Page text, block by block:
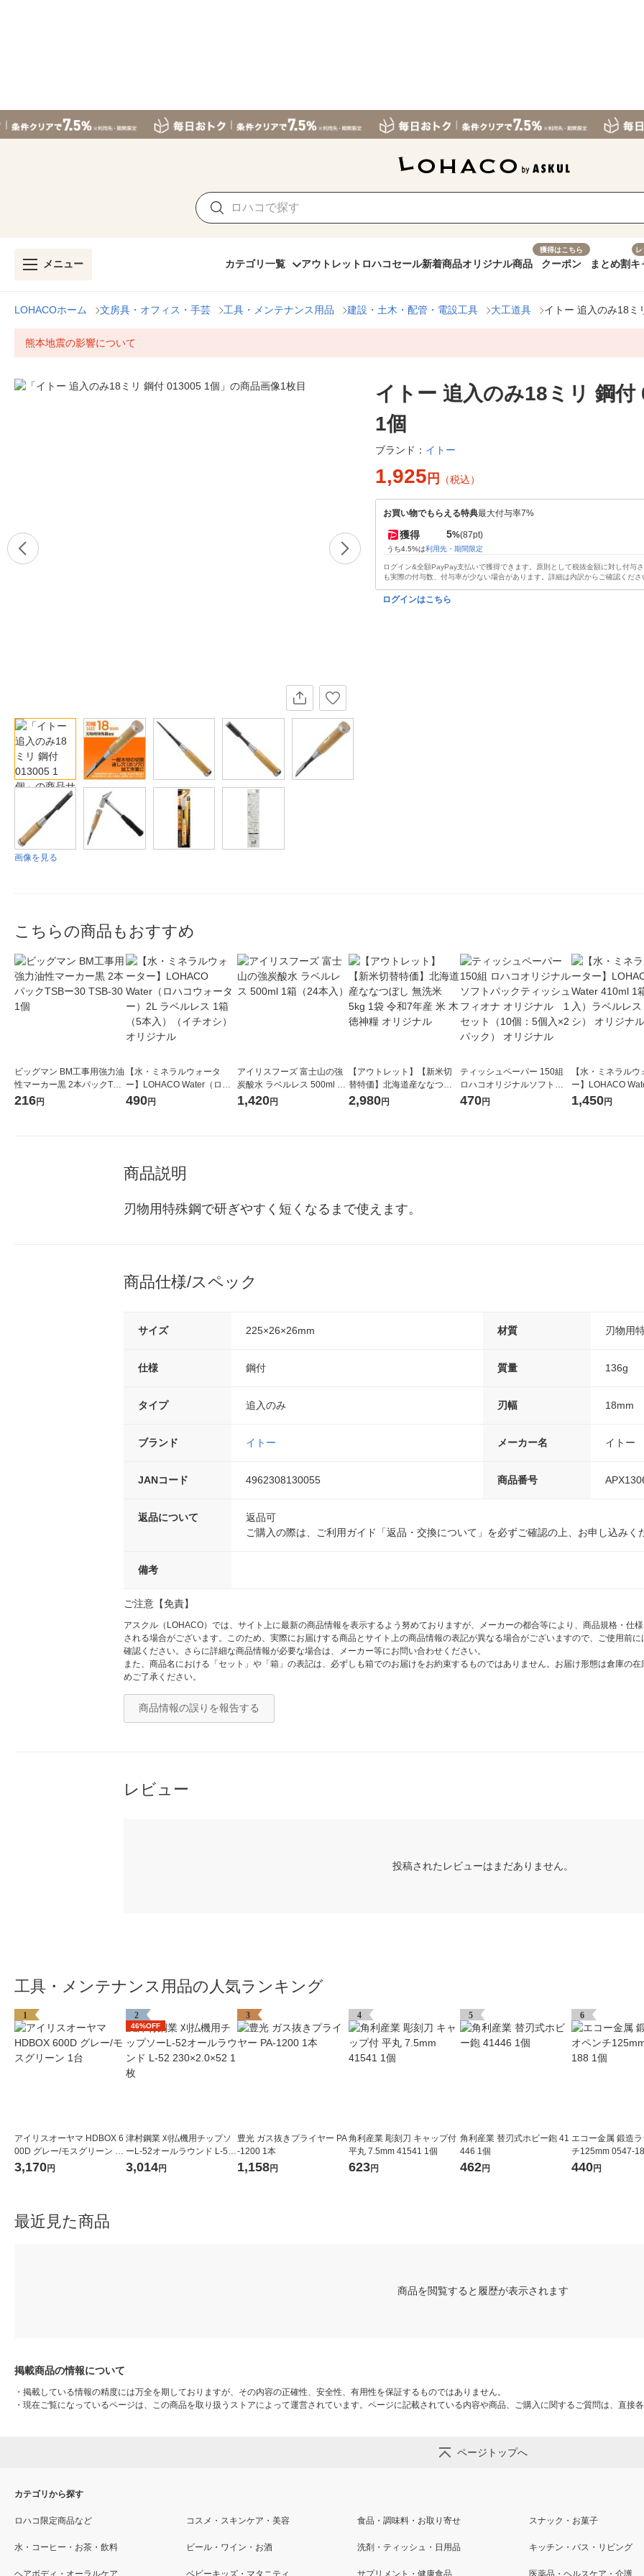
メニュー カテゴリ一覧 アウトレット ロハコセール新着商品オリジナル商品
獲得はこちら
クーポン まとめ割キ
LOHACOホーム 文房具・オフィス・手芸 工具・メンテナンス用品 建設・土木・配管・電設工具 大工道具 イトー 追入のみ18ミ
熊本地震の影響について
画像を見る
イトー 追入のみ18ミリ 鋼付
1個
ブランド： イトー
1,925 円 （税込）
お買い物でもらえる特典最大付与率7%
獲得 5%(87pt)
うち4.5%は利用先・期間限定
ログイン&全額PayPay支払いで獲得できます。原則として税抜金額に対し付与
も実際の付与数、付与率が少ない場合があります。詳細は内訳からご確認くださ
ログインはこちら
こちらの商品もおすすめ
ビッグマン BM工事用強力油
性マーカー黒 2本パックTSB
ー30 TSB-30 1個
216円
【水・ミネラルウォータ
ー】LOHACO Water（ロハ
コウォーター）2L ラベルレ
490円
アイリスフーズ 富士山の強
炭酸水 ラベルレス 500ml 1
箱（24本入）
1,420円
【アウトレット】【新米切
替特価】北海道産ななつぼ
し 無洗米 5kg 1袋 令和7年産
米 木徳神糧 オリジナル
2,980円
ティッシュペーパー 150組
ロハコオリジナルソフトパ
ックティッシュ フィオナ オ
470円
【水・ミネラルウ
ー】LOHACO
1箱（20本入）ラ
（イチオシ） オリ
1,450円
商品説明
刃物用特殊鋼で研ぎやすく短くなるまで使えます。
商品仕様/スペック
サイズ 225×26×26mm 材質 刃物用
仕様 鋼付 質量 136g
タイプ 追入のみ 刃幅 18mm
ブランド イトー メーカー名 イトー
JANコード 4962308130055 商品番号
返品について
返品可
ご購入の際は、ご利用ガイド「返品・交換について」を必ずご確認の上、お申し込みく
備考
ご注意【免責】
アスクル（LOHACO）では、サイト上に最新の商品情報を表示するよう努めておりますが、メーカーの都合等により、商品規格・仕
される場合がございます。このため、実際にお届けする商品とサイト上の商品情報の表記が異なる場合がございますので、ご使用前
確認ください。さらに詳細な商品情報が必要な場合は、メーカー等にお問い合わせください。
また、商品名における「セット」や「箱」の表記は、必ずしも箱でのお届けをお約束するものではありません。お届け形態は倉庫の
めご了承ください。
商品情報の誤りを報告する
レビュー
投稿されたレビューはまだありません。
工具・メンテナンス用品の人気ランキング
1
アイリスオーヤマ HDBOX 6
00D グレー/モスグリーン 1
台
3,170円
2
46%OFF
津村鋼業 刈払機用チップソ
ーL-52オールラウンド L-52
230×2.0×52 1枚
3,014円
3
豊光 ガス抜きプライヤー PA
-1200 1本
1,158円
4
角利産業 彫刻刀 キャップ付
平丸 7.5mm 41541 1個
623円
5
角利産業 替刃式ホビー鉋 41
446 1個
462円
6
エコー金属 鍛造
チ125mm 0547-
440円
最近見た商品
商品を閲覧すると履歴が表示されます
掲載商品の情報について
・ 掲載している情報の精度には万全を期しておりますが、その内容の正確性、安全性、有用性を保証するものではありません。
・ 現在ご覧になっているページは、この商品を取り扱うストアによって運営されています。ページに記載されている内容や商品、ご購入に関するご質問は、直接
ページトップへ
カテゴリから探す
ロハコ限定商品など コスメ・スキンケア・美容 食品・調味料・お取り寄せ スナック・お菓子
水・コーヒー・お茶・飲料 ビール・ワイン・お酒 洗剤・ティッシュ・日用品 キッチン・バス・リビング
ヘアボディ・オーラルケア ベビーキッズ・マタニティ サプリメント・健康食品 医薬品・ヘルスケア・介護